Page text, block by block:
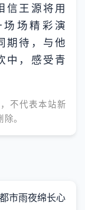
信王源将用
场精彩演
期待，与他
中，感受青
不代表本站新
。